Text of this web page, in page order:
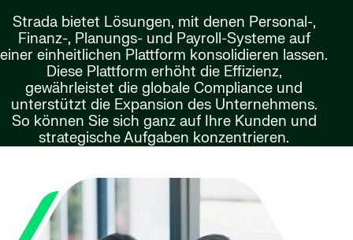
Strada bietet Lösungen, mit denen Personal-,
Finanz-, Planungs- und Payroll-Systeme auf
einer einheitlichen Plattform konsolidieren lassen.
Diese Plattform erhöht die Effizienz,
gewährleistet die globale Compliance und
unterstützt die Expansion des Unternehmens.
So können Sie sich ganz auf Ihre Kunden und
strategische Aufgaben konzentrieren.